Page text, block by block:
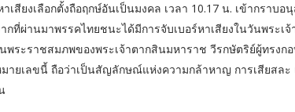
ยงเลือกตั้งถือฤกษ์อันเป็นมงคล เวลา 10.17 น. เข้ากราบอ
ที่ผ่านมาพรรคไทยชนะได้มีการจับเบอร์หาเสียงในวันพระเ
ระราชสมภพของพระเจ้าตากสินมหาราช วีรกษัตริย์ผู้ทรงก
ายเลขนี้ ถือว่าเป็นสัญลักษณ์แห่งความกล้าหาญ การเสียสละ